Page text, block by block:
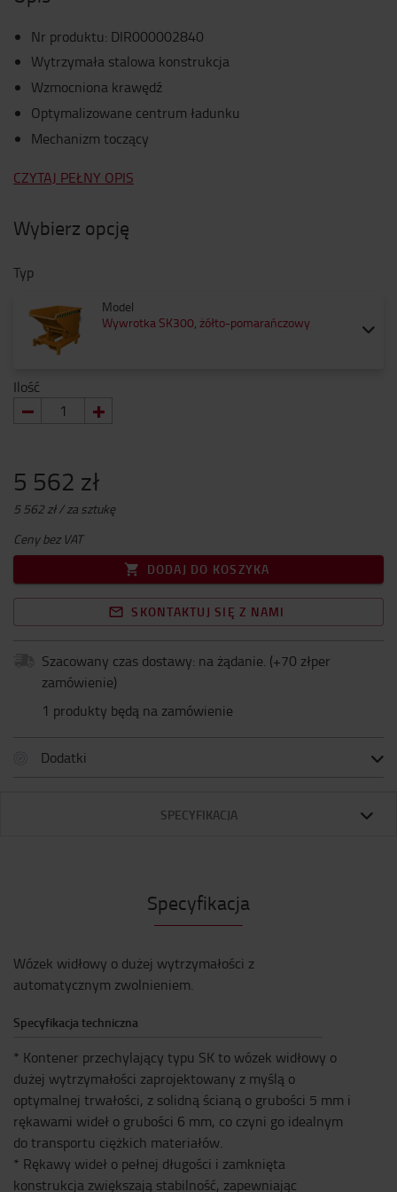
Nr produktu: DIR000002840
Wytrzymała stalowa konstrukcja
Wzmocniona krawędź
Optymalizowane centrum ładunku
Mechanizm toczący
CZYTAJ PEŁNY OPIS
Wybierz opcję
Typ
Model
Wywrotka SK300, żółto-pomarańczowy
Ilość
5 562 zł
5 562 zł / za sztukę
Ceny bez VAT
DODAJ DO KOSZYKA
SKONTAKTUJ SIĘ Z NAMI
Szacowany czas dostawy: na żądanie. (+70 złper
zamówienie)
1 produkty będą na zamówienie
Dodatki
SPECYFIKACJA
Specyfikacja
Wózek widłowy o dużej wytrzymałości z
automatycznym zwolnieniem.
Specyfikacja techniczna
* Kontener przechylający typu SK to wózek widłowy o
dużej wytrzymałości zaprojektowany z myślą o
optymalnej trwałości, z solidną ścianą o grubości 5 mm i
rękawami wideł o grubości 6 mm, co czyni go idealnym
do transportu ciężkich materiałów.
* Rękawy wideł o pełnej długości i zamknięta
konstrukcja zwiększają stabilność, zapewniając